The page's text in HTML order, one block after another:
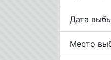
Дата
Место